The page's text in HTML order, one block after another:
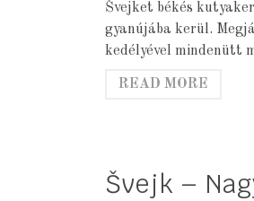
Švejket békés
gyanújába kerül.
kedélyével mindenütt
READ MORE
Švejk –